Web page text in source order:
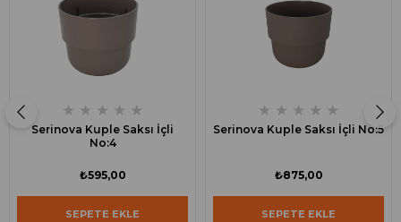
★ ★ ★ ★ ★
Serinova Kuple Saksı İçli
No:4
₺595,00
SEPETE EKLE
★ ★ ★ ★ ★
Serinova Kuple Saksı İçli No:5
₺875,00
SEPETE EKLE